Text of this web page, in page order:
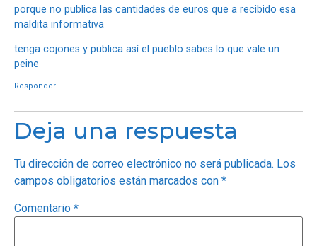
porque no publica las cantidades de euros que a recibido esa
maldita informativa
tenga cojones y publica así el pueblo sabes lo que vale un
peine
Responder
Deja una respuesta
Tu dirección de correo electrónico no será publicada. Los
campos obligatorios están marcados con *
Comentario *